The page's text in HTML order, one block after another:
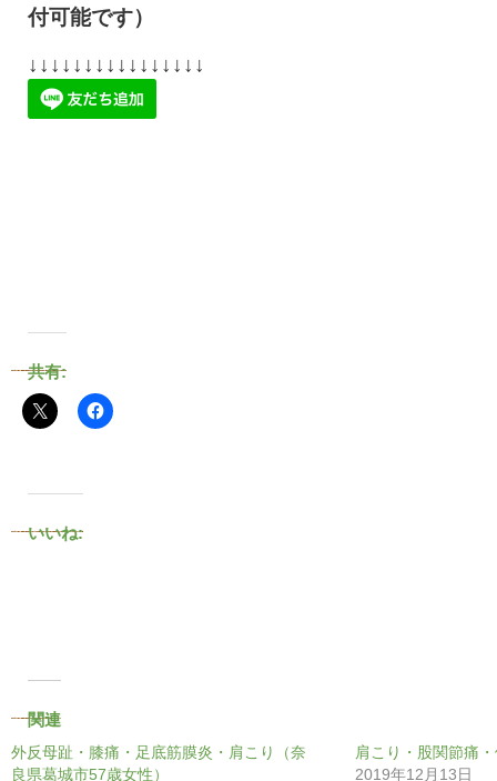
付可能です）
↓↓↓↓↓↓↓↓↓↓↓↓↓↓↓↓
共有:
いいね:
関連
外反母趾・膝痛・足底筋膜炎・肩こり（奈
良県葛城市57歳女性）
肩こり・股関節痛
2019年12月13日